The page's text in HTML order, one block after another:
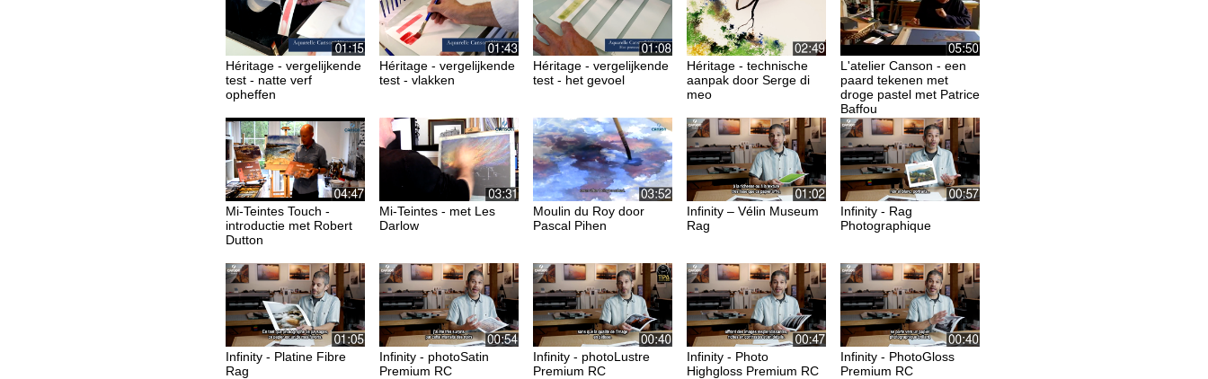
Héritage - vergelijkende
test - natte verf
opheffen
Héritage - vergelijkende
test - vlakken
Héritage - vergelijkende
test - het gevoel
Héritage - technische
aanpak door Serge di
meo
L'atelier Canson - een
paard tekenen met
droge pastel met Patrice
Baffou
Mi-Teintes Touch -
introductie met Robert
Dutton
Mi-Teintes - met Les
Darlow
Moulin du Roy door
Pascal Pihen
Infinity – Vélin Museum
Rag
Infinity - Rag
Photographique
Infinity - Platine Fibre
Rag
Infinity - photoSatin
Premium RC
Infinity - photoLustre
Premium RC
Infinity - Photo
Highgloss Premium RC
Infinity - PhotoGloss
Premium RC